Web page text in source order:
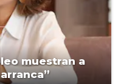
muestran a